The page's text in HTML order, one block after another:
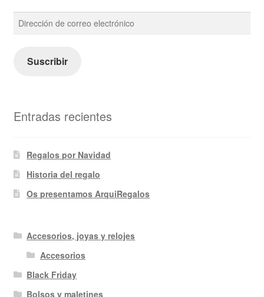
Dirección
de
electrónico
Suscribir
Entradas recientes
Regalos por Navidad
Historia del regalo
Os presentamos ArquiRegalos
Accesorios, joyas y relojes
Accesorios
Black Friday
Bolsos y maletines